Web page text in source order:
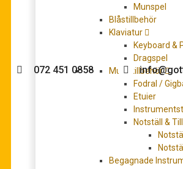
Munspel
Blåstillbehör
Klaviatur
Keyboard &
Dragspel
Musiktillbehör
Fodral /
Etuier
Notställ &
Notställ
Begagnade
Behöver du hjälp med
072 451 0858
Johansson Musik webbshop!
Måndag –